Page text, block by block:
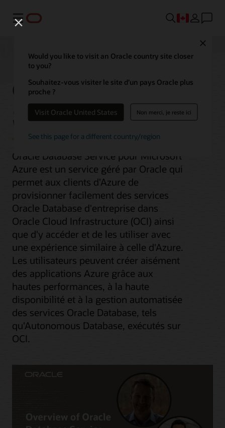
Menu
Would you like to visit an Oracle country site closer
to you?
Souhaitez-vous visiter le site d’un pays Oracle plus
proche ?
Visit Oracle United States Non merci, je reste ici
See this page for a different country/region
Oracle Database
Service pour Azure
Oracle Database Service pour Microsoft
Azure est un service géré par Oracle qui
permet aux clients d'Azure de
provisionner facilement des services
Oracle Database d'entreprise dans
Oracle Cloud Infrastructure (OCI) ainsi
que d'y accéder et de les utiliser avec
une expérience similaire à celle d'Azure.
Les utilisateurs peuvent créer aisément
des applications Azure grâce aux
hautes performances, à la haute
disponibilité et à la gestion automatisée
des services Oracle Database, tels
qu'Autonomous Database, exécutés sur
OCI.